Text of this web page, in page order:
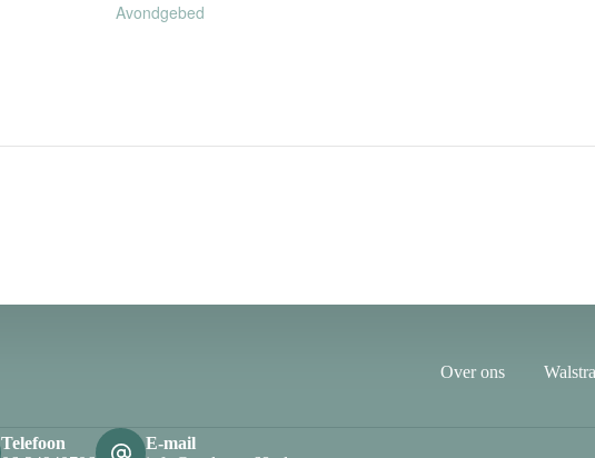
Avondgebed
Over ons
Telefoon
E-mail